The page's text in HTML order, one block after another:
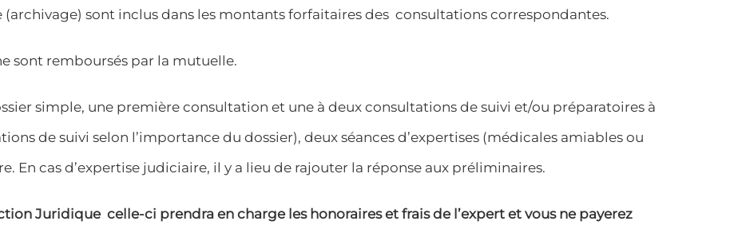
(archivage) sont inclus dans les montants forfaitaires des consultations correspondantes.
sont remboursés par la mutuelle.
simple, une première consultation et une à deux consultations de suivi et/ou préparatoires à
de suivi selon l’importance du dossier), deux séances d’expertises (médicales amiables ou
En cas d’expertise judiciaire, il y a lieu de rajouter la réponse aux préliminaires.
Juridique celle-ci prendra en charge les honoraires et frais de l’expert et vous ne payerez